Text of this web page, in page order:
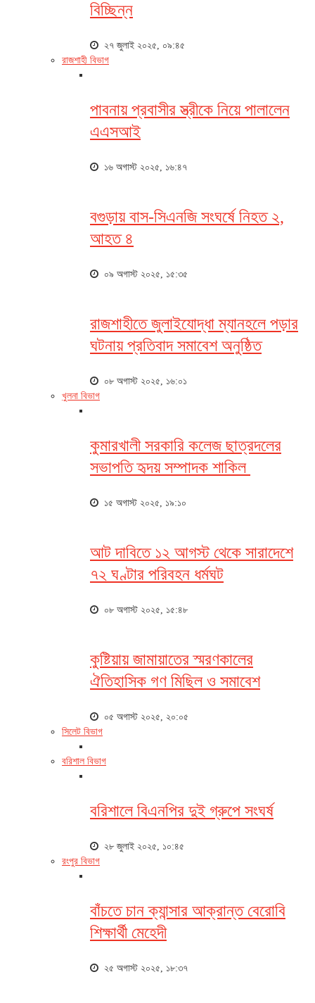
বিচ্ছিন্ন
২৭ জুলাই ২০২৫, ০৯:৪৫
রাজশাহী বিভাগ
পাবনায় প্রবাসীর স্ত্রীকে নিয়ে পালালেন
এএসআই
১৬ অগাস্ট ২০২৫, ১৬:৪৭
বগুড়ায় বাস-সিএনজি সংঘর্ষে নিহত ২,
আহত ৪
০৯ অগাস্ট ২০২৫, ১৫:৩৫
রাজশাহীতে জুলাইযোদ্ধা ম্যানহলে পড়ার
ঘটনায় প্রতিবাদ সমাবেশ অনুষ্ঠিত
০৮ অগাস্ট ২০২৫, ১৬:০১
খুলনা বিভাগ
কুমারখালী সরকারি কলেজ ছাত্রদলের
সভাপতি হৃদয় সম্পাদক শাকিল
১৫ অগাস্ট ২০২৫, ১৯:১০
আট দাবিতে ১২ আগস্ট থেকে সারাদেশে
৭২ ঘণ্টার পরিবহন ধর্মঘট
০৮ অগাস্ট ২০২৫, ১৫:৪৮
কুষ্টিয়ায় জামায়াতের স্মরণকালের
ঐতিহাসিক গণ মিছিল ও সমাবেশ
০৫ অগাস্ট ২০২৫, ২০:০৫
সিলেট বিভাগ
বরিশাল বিভাগ
বরিশালে বিএনপির দুই গ্রুপে সংঘর্ষ
২৮ জুলাই ২০২৫, ১০:৪৫
রংপুর বিভাগ
বাঁচতে চান ক্যান্সার আক্রান্ত বেরোবি
শিক্ষার্থী মেহেদী
২৫ অগাস্ট ২০২৫, ১৮:৩৭